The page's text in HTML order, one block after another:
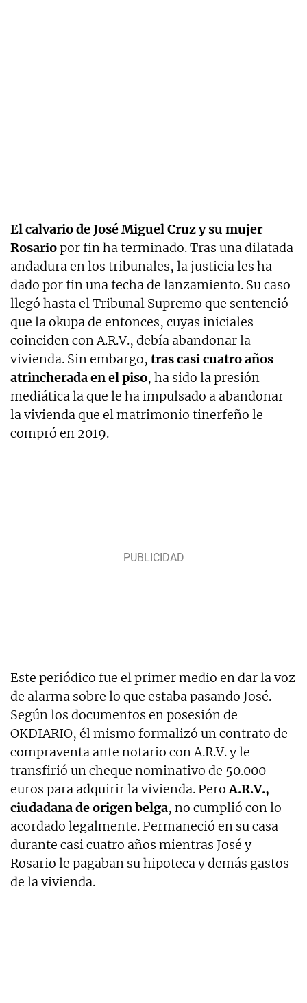
El calvario de José Miguel Cruz y su mujer
Rosariopor fin ha terminado. Tras una dilatada
andadura en los tribunales, la justicia les ha
dado por fin una fecha de lanzamiento. Su caso
llegó hasta el Tribunal Supremo que sentenció
que la okupa de entonces, cuyas iniciales
coinciden con A.R.V., debía abandonar la
vivienda. Sin embargo, tras casi cuatro años
atrincherada en el piso, ha sido la presión
mediática la que le ha impulsado a abandonar
la vivienda que el matrimonio tinerfeño le
compró en 2019.
Este periódico fue el primer medio en dar la voz
de alarma sobre lo que estaba pasando José.
Según los documentos en posesión de
OKDIARIO, él mismo formalizó un contrato de
compraventa ante notario con A.R.V. y le
transfirió un cheque nominativo de 50.000
euros para adquirir la vivienda. PeroA.R.V.,
ciudadana de origen belga, no cumplió con lo
acordado legalmente. Permaneció en su casa
durante casi cuatro años mientras José y
Rosario le pagaban su hipoteca y demás gastos
de la vivienda.